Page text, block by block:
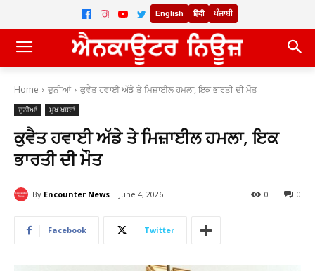
English हिंदी ਪੰਜਾਬੀ
Home ਦੁਨੀਆਂ ਕੁਵੈਤ ਹਵਾਈ ਅੱਡੇ ਤੇ ਮਿਜ਼ਾਈਲ ਹਮਲਾ, ਇਕ ਭਾਰਤੀ ਦੀ ਮੌਤ
ਦੁਨੀਆਂ ਮੁਖ ਖ਼ਬਰਾਂ
ਕੁਵੈਤ ਹਵਾਈ ਅੱਡੇ ਤੇ ਮਿਜ਼ਾਈਲ ਹਮਲਾ, ਇਕ
ਭਾਰਤੀ ਦੀ ਮੌਤ
By Encounter News June 4, 2026 0
0
Facebook Twitter